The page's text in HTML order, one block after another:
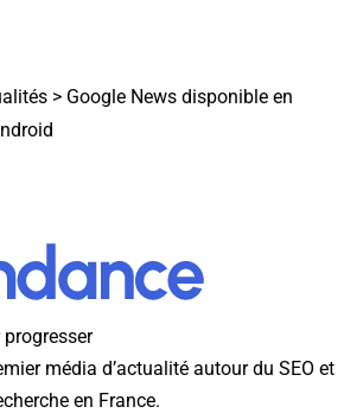
> Google News disponible en
média d’actualité autour du SEO et
en France.